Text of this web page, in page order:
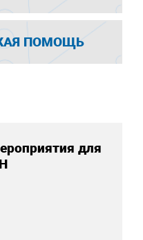
ПОМОЩЬ
для